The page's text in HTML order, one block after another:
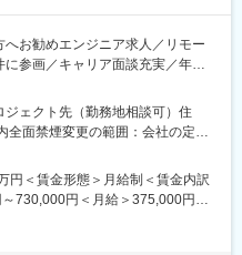
つながる案件を提案します。会社
、想いを形にできる環境です。
ド開発
へお勧めエンジニア求人／リモー
参画／キャリア面談充実／年収
ただきます。
クト推進、メンバーマネジメン
ジェクト先（勤務地相談可）住
面禁煙変更の範囲：会社の定め
円＜賃金形態＞月給制＜賃金内訳
730,000円＜月給＞375,000円～